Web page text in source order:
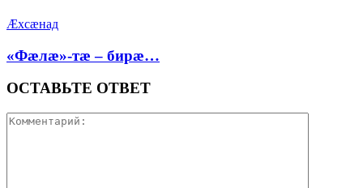
Æхсæнад
«Фæлæ»-тæ – бирæ…
ОСТАВЬТЕ ОТВЕТ